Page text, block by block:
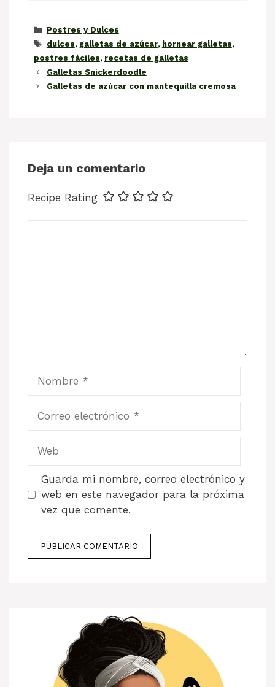
Categorías
Postres y Dulces
Etiquetas
dulces, galletas de azúcar, hornear galletas,
postres fáciles, recetas de galletas
Galletas Snickerdoodle
Galletas de azúcar con mantequilla cremosa
Deja un comentario
Recipe Rating
Nombre
Guarda mi nombre, correo electrónico y
web en este navegador para la próxima
vez que comente.